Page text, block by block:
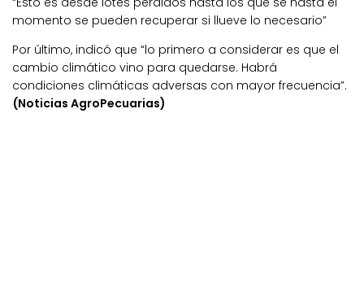
momento se pueden recuperar si llueve lo necesario”
Por último, indicó que “lo primero a considerar es que el
cambio climático vino para quedarse. Habrá
condiciones climáticas adversas con mayor frecuencia”.
(Noticias AgroPecuarias)